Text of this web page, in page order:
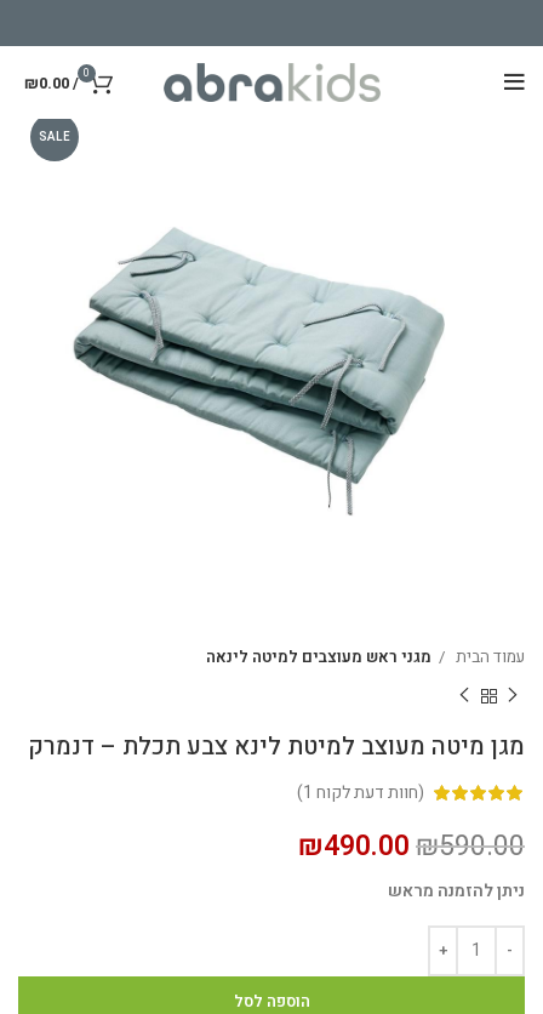
0
/
₪0.00
SALE
עמוד הבית מגני ראש מעוצבים למיטה לינאה
מגן מיטה מעוצב למיטת לינא צבע תכלת – דנמרק
(חוות דעת לקוח 1
)
₪590.00
₪490.00
ניתן להזמנה מראש
הוספה לסל